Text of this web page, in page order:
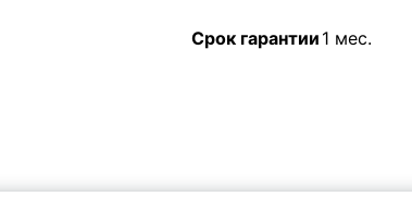
Срок гарантии 1 мес.